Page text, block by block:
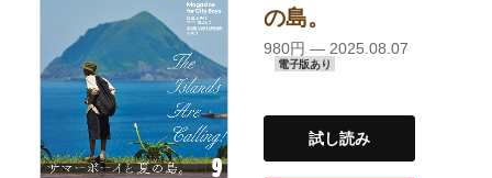
の島。
980円 — 2025.08.07
電子版あり
試し読み